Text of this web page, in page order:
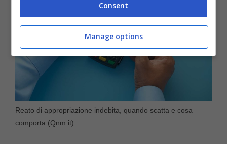
Reato di appropriazione indebita, quando scatta e cosa
comporta (Qnm.it)
Consent
Manage options